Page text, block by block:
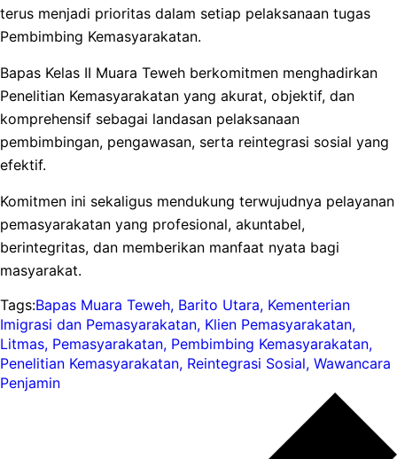
terus menjadi prioritas dalam setiap pelaksanaan tugas
Pembimbing Kemasyarakatan.
Bapas Kelas II Muara Teweh berkomitmen menghadirkan
Penelitian Kemasyarakatan yang akurat, objektif, dan
komprehensif sebagai landasan pelaksanaan
pembimbingan, pengawasan, serta reintegrasi sosial yang
efektif.
Komitmen ini sekaligus mendukung terwujudnya pelayanan
pemasyarakatan yang profesional, akuntabel,
berintegritas, dan memberikan manfaat nyata bagi
masyarakat.
Tags:Bapas Muara Teweh, Barito Utara, Kementerian
Imigrasi dan Pemasyarakatan, Klien Pemasyarakatan,
Litmas, Pemasyarakatan, Pembimbing Kemasyarakatan,
Penelitian Kemasyarakatan, Reintegrasi Sosial, Wawancara
Penjamin